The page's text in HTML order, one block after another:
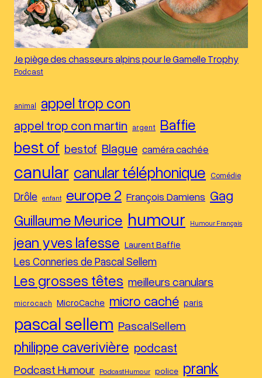
Je piège des chasseurs alpins pour le Gamelle Trophy
Podcast
animal appel trop con
appel trop con martin argent Baffie
best of bestof Blague caméra cachée
canular canular téléphonique Comédie
Drôle enfant europe 2 François Damiens Gag
Guillaume Meurice humour Humour Français
jean yves lafesse Laurent Baffie
Les Conneries de Pascal Sellem
Les grosses têtes meilleurs canulars
microcach MicroCache micro caché paris
pascal sellem PascalSellem
philippe caverivière podcast
Podcast Humour PodcastHumour police prank